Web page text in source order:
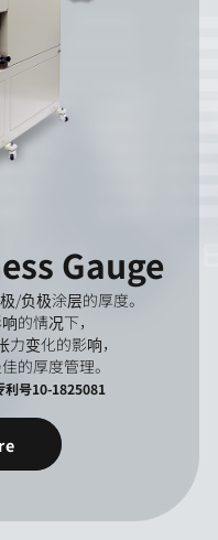
Gauge
/负极涂层的厚度。
的情况下，
变化的影响，
的厚度管理。
利号10-1825081